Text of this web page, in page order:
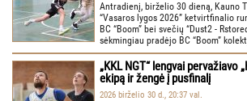
Antradienį, birželio 30 dieną, Kauno
“Vasaros lygos 2026” ketvirtfinalio
BC “Boom” bei svečių “Dust2 -
sėkmingiau pradėjo BC “Boom”
„KKL NGT“ lengvai pervažiavo
ekipą ir žengė į pusfinalį
2026 birželio 30 d., 20:37 val.